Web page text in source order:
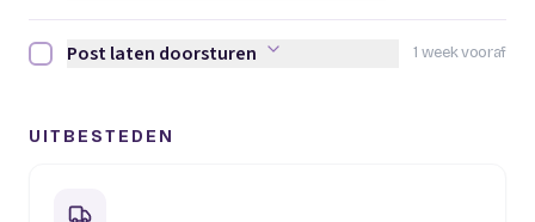
1 week vooraf
Post laten doorsturen afvinken
Post laten doorsturen
UITBESTEDEN